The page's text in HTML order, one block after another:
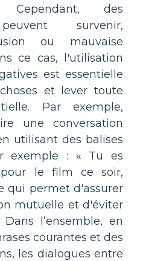
Cependant, des
survenir,
ou mauvaise
ce cas, l'utilisation
est essentielle
et lever toute
Par exemple,
une conversation
utilisant des balises
exemple : « Tu es
le film ce soir,
qui permet d'assurer
mutuelle et d'éviter
l’ensemble, en
courantes et des
les dialogues entre